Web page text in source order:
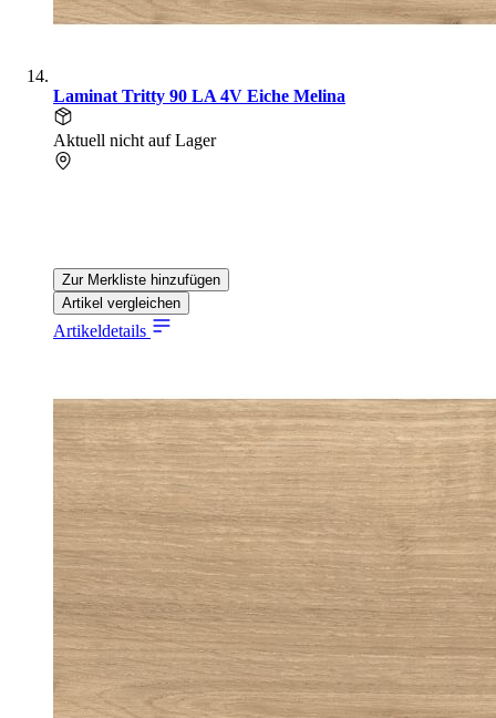
Laminat Tritty 90 LA 4V Eiche Melina
Aktuell nicht auf Lager
Zur Merkliste hinzufügen
Artikel vergleichen
Artikeldetails